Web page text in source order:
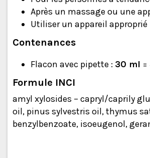
Après un massage ou une
Utiliser un appareil
Contenances
Flacon avec pipette : 30 ml =
Formule INCI
amyl xylosides – capryl/caprily
oil, pinus sylvestris oil, thymus
benzylbenzoate, isoeugenol,